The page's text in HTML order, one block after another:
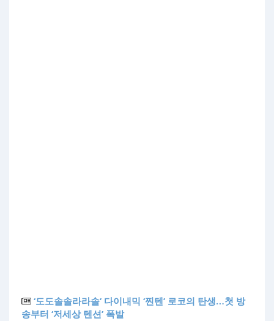
‘도도솔솔라라솔’ 다이내믹 ‘찐텐’ 로코의 탄생…첫 방
송부터 ‘저세상 텐션’ 폭발